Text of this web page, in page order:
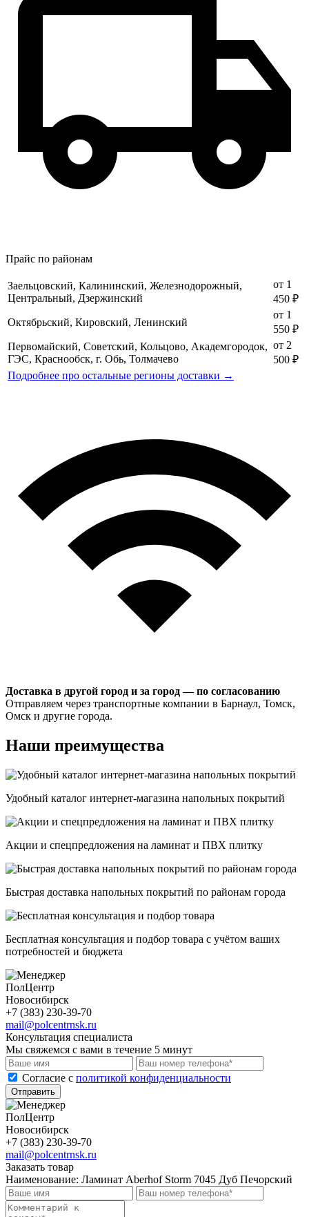
Прайс по районам
Заельцовский, Калининский, Железнодорожный,
Центральный, Дзержинский
от 1
450 ₽
Октябрьский, Кировский, Ленинский
от 1
550 ₽
Первомайский, Советский, Кольцово, Академгородок,
ГЭС, Краснообск, г. Обь, Толмачево
от 2
500 ₽
Подробнее про остальные регионы доставки →
Доставка в другой город и за город — по согласованию
Отправляем через транспортные компании в Барнаул, Томск,
Омск и другие города.
Наши преимущества
Удобный каталог интернет-магазина напольных покрытий
Акции и спецпредложения на ламинат и ПВХ плитку
Быстрая доставка напольных покрытий по районам города
Бесплатная консультация и подбор товара с учётом ваших
потребностей и бюджета
ПолЦентр
Новосибирск
+7 (383) 230-39-70
mail@polcentrnsk.ru
Консультация специалиста
Мы свяжемся с вами в течение 5 минут
Cогласие с политикой конфиденциальности
Отправить
ПолЦентр
Новосибирск
+7 (383) 230-39-70
mail@polcentrnsk.ru
Заказать товар
Наименование: Ламинат Aberhof Storm 7045 Дуб Печорский